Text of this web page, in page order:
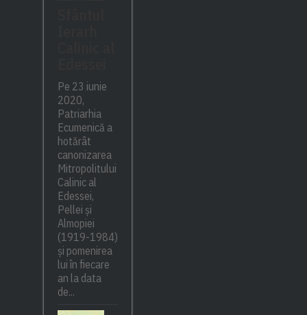
Pe 23 iunie
2020,
Patriarhia
Ecumenică a
hotărât
canonizarea
Mitropolitului
Calinic al
Edessei,
Pellei și
Almopiei
(1919-1984)
și pomenirea
lui în fiecare
an la data
de...